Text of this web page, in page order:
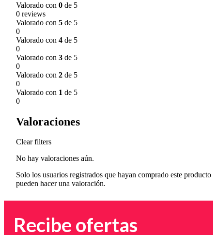
Valorado con 0 de 5
0 reviews
Valorado con 5 de 5
0
Valorado con 4 de 5
0
Valorado con 3 de 5
0
Valorado con 2 de 5
0
Valorado con 1 de 5
0
Valoraciones
Clear filters
No hay valoraciones aún.
Solo los usuarios registrados que hayan comprado este producto
pueden hacer una valoración.
Recibe ofertas